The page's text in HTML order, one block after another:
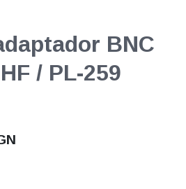
BNC
/ PL-259